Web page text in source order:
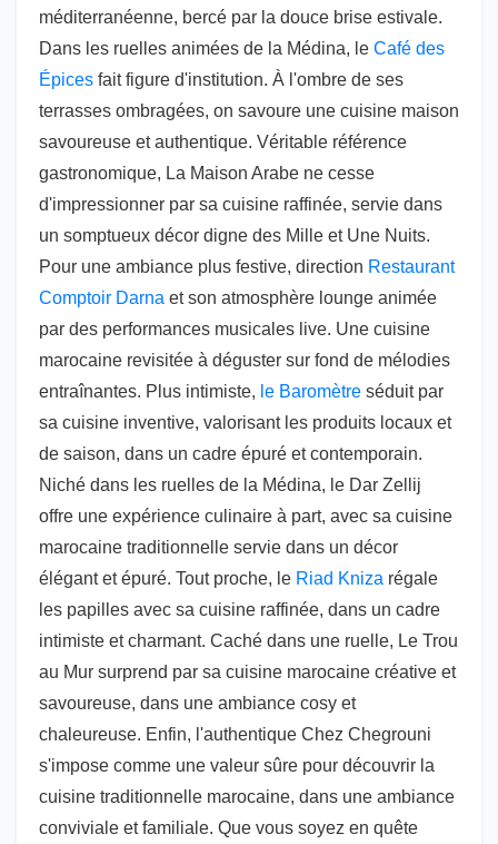
méditerranéenne, bercé par la douce brise estivale.
Dans les ruelles animées de la Médina, le Café des
Épices fait figure d'institution. À l'ombre de ses
terrasses ombragées, on savoure une cuisine maison
savoureuse et authentique. Véritable référence
gastronomique, La Maison Arabe ne cesse
d'impressionner par sa cuisine raffinée, servie dans
un somptueux décor digne des Mille et Une Nuits.
Pour une ambiance plus festive, direction Restaurant
Comptoir Darna et son atmosphère lounge animée
par des performances musicales live. Une cuisine
marocaine revisitée à déguster sur fond de mélodies
entraînantes. Plus intimiste, le Baromètre séduit par
sa cuisine inventive, valorisant les produits locaux et
de saison, dans un cadre épuré et contemporain.
Niché dans les ruelles de la Médina, le Dar Zellij
offre une expérience culinaire à part, avec sa cuisine
marocaine traditionnelle servie dans un décor
élégant et épuré. Tout proche, le Riad Kniza régale
les papilles avec sa cuisine raffinée, dans un cadre
intimiste et charmant. Caché dans une ruelle, Le Trou
au Mur surprend par sa cuisine marocaine créative et
savoureuse, dans une ambiance cosy et
chaleureuse. Enfin, l'authentique Chez Chegrouni
s'impose comme une valeur sûre pour découvrir la
cuisine traditionnelle marocaine, dans une ambiance
conviviale et familiale. Que vous soyez en quête